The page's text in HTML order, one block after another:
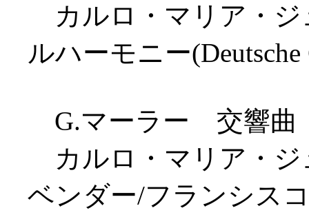
カルロ・マリア・ジ
ルハーモニー(Deutsche
G.マーラー 交響曲
カルロ・マリア・ジ
ベンダー/フランシス